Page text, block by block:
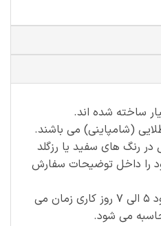
(شامپاینی) می باشند.
در رنگ های سفید یا رزگلد
را داخل توضیحات سفارش
درخواست آبکاری شما حدود ۵ الی ۷ روز کاری زمان می
می شود.